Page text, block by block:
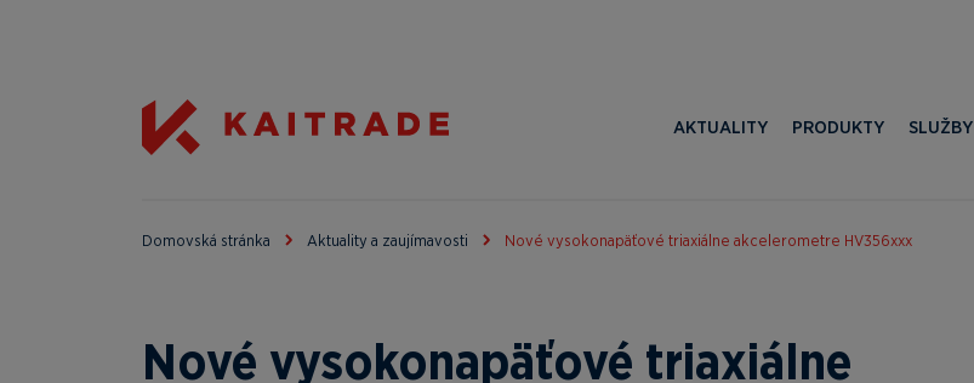
AKTUALITY PRODUKTY SLUŽBY
Domovská stránka Aktuality a zaujímavosti Nové vysokonapäťové triaxiálne akcelerometre HV356xxx
Nové vysokonapäťové triaxiálne